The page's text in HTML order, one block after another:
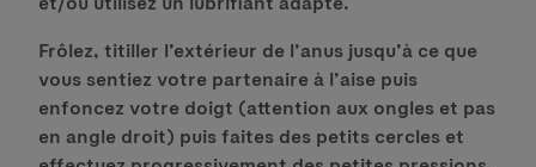
Frôlez, titiller l’extérieur de l’anus jusqu’à ce que
vous sentiez votre partenaire à l’aise puis
enfoncez votre doigt (attention aux ongles et pas
en angle droit) puis faites des petits cercles et